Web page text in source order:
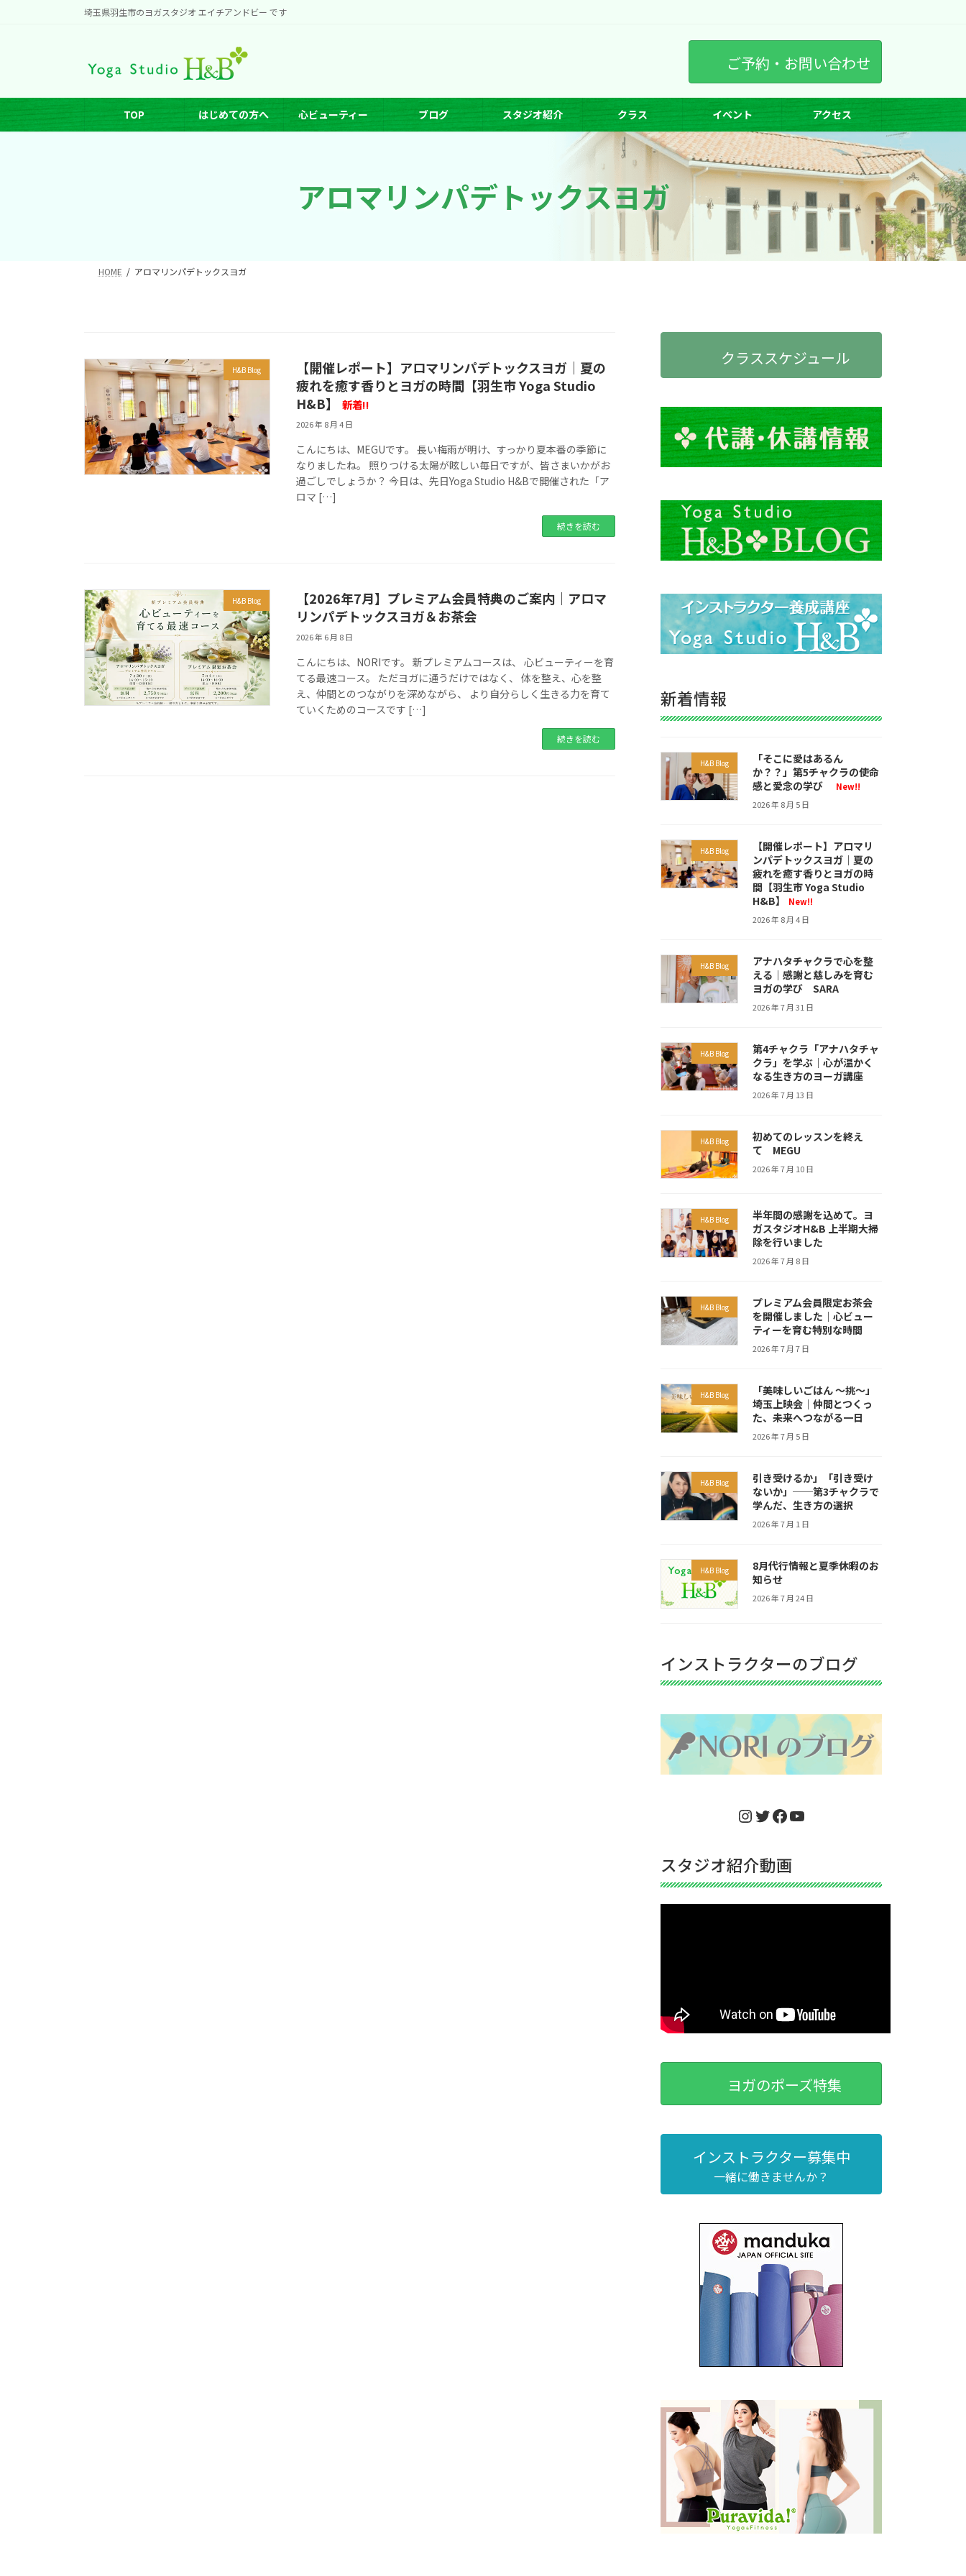
ツ
へ
ス
シ
ョ
ン
埼玉県羽生市のヨガスタジオ エイチアンドビー です
ご予約・お問い合わせ
TOP はじめての方へ 心ビューティー ブログ スタジオ紹介 クラス イベント アクセス
アロマリンパデトックスヨガ
HOME アロマリンパデトックスヨガ
H&B Blog
【開催レポート】アロマリンパデトックスヨガ｜夏の
疲れを癒す香りとヨガの時間【羽生市 Yoga Studio
H&B】
新着!!
2026 年 8 月 4 日
こんにちは、MEGUです。 長い梅雨が明け、すっかり夏本番の季節に
なりましたね。 照りつける太陽が眩しい毎日ですが、皆さまいかがお
過ごしでしょうか？ 今日は、先日Yoga Studio H&Bで開催された「ア
ロマ […]
続きを読む
H&B Blog
【2026年7月】プレミアム会員特典のご案内｜アロマ
リンパデトックスヨガ＆お茶会
2026 年 6 月 8 日
こんにちは、NORIです。 新プレミアムコースは、 心ビューティーを育
てる最速コース。 ただヨガに通うだけではなく、 体を整え、心を整
え、仲間とのつながりを深めながら、 より自分らしく生きる力を育て
ていくためのコースです […]
続きを読む
クラススケジュール
新着情報
H&B Blog
「そこに愛はあるん
か？？」第5チャクラの使命
感と愛念の学び
New!!
2026 年 8 月 5 日
H&B Blog
【開催レポート】アロマリ
ンパデトックスヨガ｜夏の
疲れを癒す香りとヨガの時
間【羽生市 Yoga Studio
H&B】
New!!
2026 年 8 月 4 日
H&B Blog
アナハタチャクラで心を整
える｜感謝と慈しみを育む
ヨガの学び SARA
2026 年 7 月 31 日
H&B Blog
第4チャクラ「アナハタチャ
クラ」を学ぶ｜心が温かく
なる生き方のヨーガ講座
2026 年 7 月 13 日
H&B Blog
初めてのレッスンを終え
て MEGU
2026 年 7 月 10 日
H&B Blog
半年間の感謝を込めて。ヨ
ガスタジオH&B 上半期大掃
除を行いました
2026 年 7 月 8 日
H&B Blog
プレミアム会員限定お茶会
を開催しました｜心ビュー
ティーを育む特別な時間
2026 年 7 月 7 日
H&B Blog
「美味しいごはん ～挑～」
埼玉上映会｜仲間とつくっ
た、未来へつながる一日
2026 年 7 月 5 日
H&B Blog
引き受けるか」「引き受け
ないか」──第3チャクラで
学んだ、生き方の選択
2026 年 7 月 1 日
H&B Blog
8月代行情報と夏季休暇のお
知らせ
2026 年 7 月 24 日
インストラクターのブログ
Instagram
Twitter
Facebook
YouTube
スタジオ紹介動画
ヨガのポーズ特集
インストラクター募集中
一緒に働きませんか？